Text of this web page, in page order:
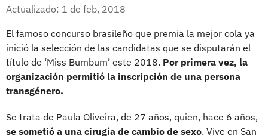
Facebook
X
Actualizado: 1 de feb, 2018
El famoso concurso brasileño que premia la mejor cola ya
inició la selección de las candidatas que se disputarán el
título de ‘Miss Bumbum’ este 2018. Por primera vez, la
organización permitió la inscripción de una persona
transgénero.
Se trata de Paula Oliveira, de 27 años, quien, hace 6 años,
se sometió a una cirugía de cambio de sexo. Vive en San